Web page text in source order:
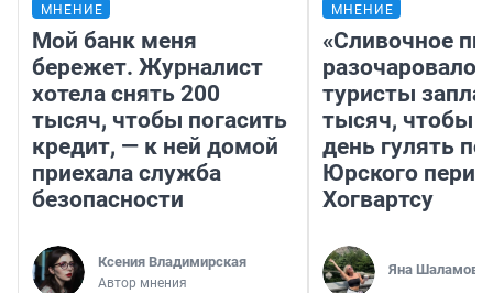
МНЕНИЕ
Мой банк меня
бережет. Журналист
хотела снять 200
тысяч, чтобы погасить
кредит, — к ней домой
приехала служба
безопасности
Ксения Владимирская
Автор мнения
МНЕНИЕ
«Сливочное
разочаровало»:
туристы
тысяч, чтобы
день гулять по
Юрского
Хогвартсу
Яна Шаламова